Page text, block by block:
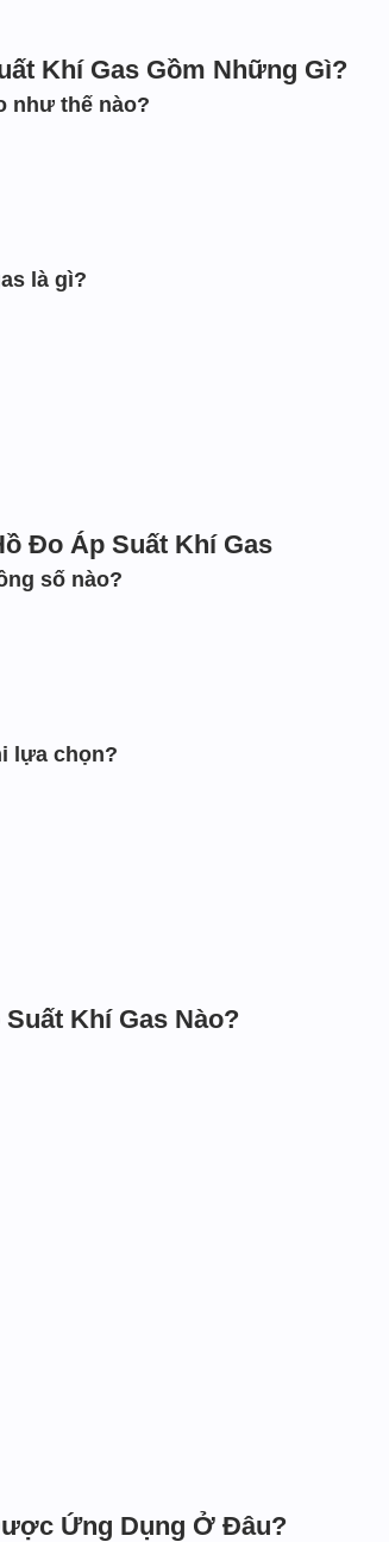
Khí Gas Gồm Những Gì?
như thế nào?
là gì?
Đo Áp Suất Khí Gas
số nào?
lựa chọn?
Khí Gas Nào?
Ứng Dụng Ở Đâu?